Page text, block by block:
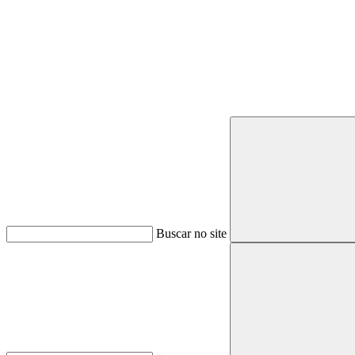
Buscar no site